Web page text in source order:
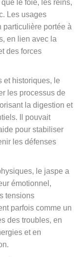
le foie, les reins,
Les usages
particulière portée à
en lien avec la
des forces
et historiques, le
les processus de
la digestion et
Il pouvait
pour stabiliser
les défenses
le jaspe a
émotionnel,
tensions
parfois comme un
des troubles, en
et en